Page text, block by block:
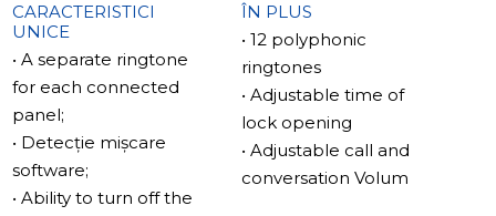
CARACTERISTICI
UNICE
• A separate ringtone
for each connected
panel;
• Detecție mișcare
software;
• Ability to turn off the
ÎN PLUS
• 12 polyphonic
ringtones
• Adjustable time of
lock opening
• Adjustable call and
conversation Volum